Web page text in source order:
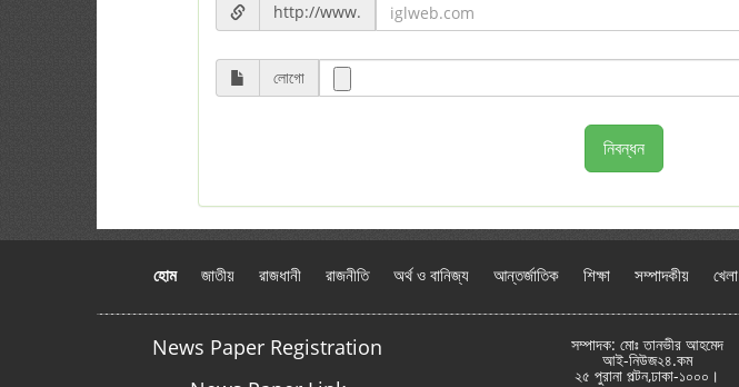
http://www.
লোগো
নিবন্ধন
হোম জাতীয় রাজধানী রাজনীতি অর্থ ও বানিজ্য আন্তর্জাতিক শিক্ষা সম্পাদকীয় খেলা
News Paper Registration
সম্পাদক: মোঃ তানভীর আহমেদ
আই-নিউজ২৪.কম
২৫ পুরানা পল্টন,ঢাকা-১০০০।